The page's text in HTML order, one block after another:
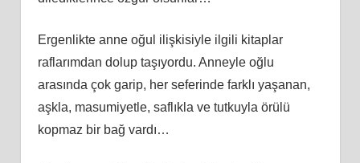
Ergenlikte anne oğul ilişkisiyle ilgili kitaplar
raflarımdan dolup taşıyordu. Anneyle oğlu
arasında çok garip, her seferinde farklı yaşanan,
aşkla, masumiyetle, saflıkla ve tutkuyla örülü
kopmaz bir bağ vardı…